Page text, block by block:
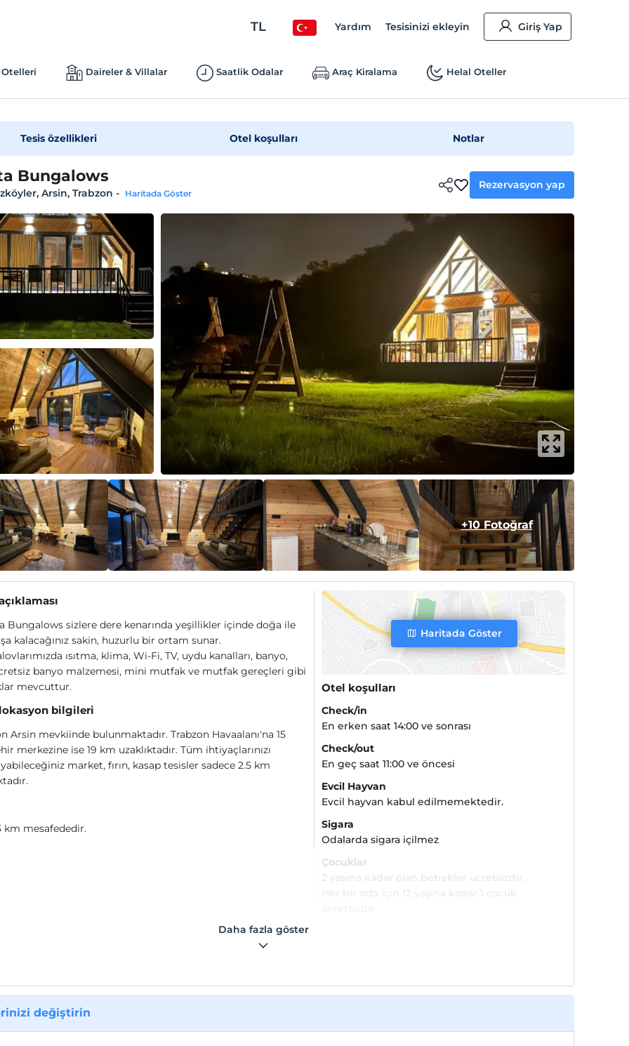
TL Yardım Tesisinizi ekleyin Giriş Yap
Daireler & Villalar Saatlik Odalar Araç Kiralama Helal Oteller
Tesis özellikleri Otel koşulları Notlar
Bungalows
Arsin, Trabzon - Haritada Göster
Rezervasyon yap
+10 Fotoğraf
Bungalows sizlere dere kenarında yeşillikler içinde doğa ile
kalacağınız sakin, huzurlu bir ortam sunar.
ısıtma, klima, Wi-Fi, TV, uydu kanalları, banyo,
banyo malzemesi, mini mutfak ve mutfak gereçleri gibi
mevcuttur.
bilgileri
Arsin mevkiinde bulunmaktadır. Trabzon Havaalanı'na 15
merkezine ise 19 km uzaklıktadır. Tüm ihtiyaçlarınızı
market, fırın, kasap tesisler sadece 2.5 km
km mesafededir.
Haritada Göster
Otel koşulları
Check/in
En erken saat 14:00 ve sonrası
Check/out
En geç saat 11:00 ve öncesi
Evcil Hayvan
Evcil hayvan kabul edilmemektedir.
Sigara
Odalarda sigara içilmez
Çocuklar
2 yaşına kadar olan bebekler ücretsizdir.
Daha fazla göster
değiştirin